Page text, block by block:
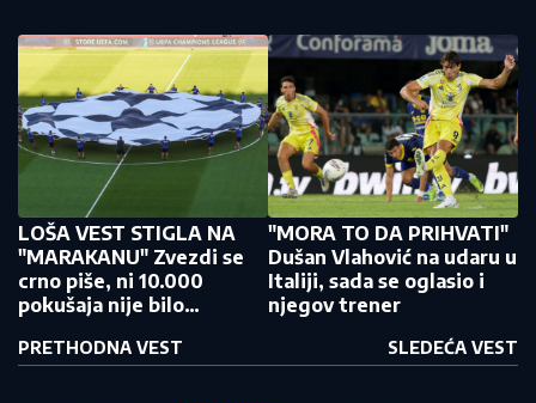
LOŠA VEST STIGLA NA
"MARAKANU" Zvezdi se
crno piše, ni 10.000
pokušaja nije bilo
PRETHODNA VEST
"MORA TO DA PRIHVATI"
Dušan Vlahović na udaru u
Italiji, sada se oglasio i
njegov trener
SLEDEĆA VEST